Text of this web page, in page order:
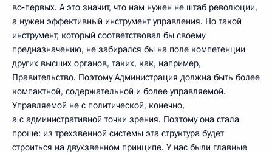
во‑первых. А это значит, что нам нужен не штаб революции,
а нужен эффективный инструмент управления. Но такой
инструмент, который соответствовал бы своему
предназначению, не забирался бы на поле компетенции
других высших органов, таких, как, например,
Правительство. Поэтому Администрация должна быть более
компактной, содержательной и более управляемой.
Управляемой не с политической, конечно,
а с административной точки зрения. Поэтому она стала
проще: из трехзвенной системы эта структура будет
строиться на двухзвенном принципе. У нас были главные